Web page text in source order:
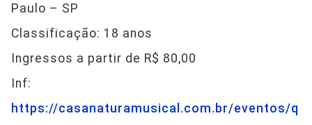
Paulo – SP
Classificação: 18 anos
Ingressos a partir de R$ 80,00
Inf:
https://casanaturamusical.com.br/eventos/q